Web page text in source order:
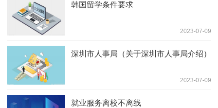
韩国留学条件要求
2023-07-09
深圳市人事局（关于深圳市人事局介绍）
2023-07-09
就业服务离校不离线